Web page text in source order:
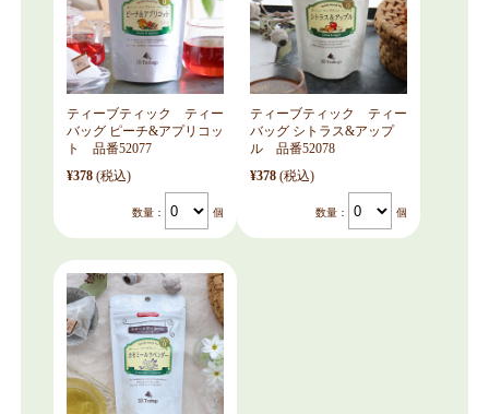
ティーブティック ティー
バッグ ピーチ&アプリコッ
ト 品番52077
¥378 (税込)
数量： 個
ティーブティック ティー
バッグ シトラス&アップ
ル 品番52078
¥378 (税込)
数量： 個